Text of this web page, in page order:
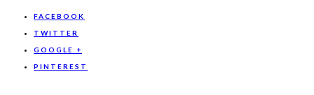
FACEBOOK
TWITTER
GOOGLE +
PINTEREST